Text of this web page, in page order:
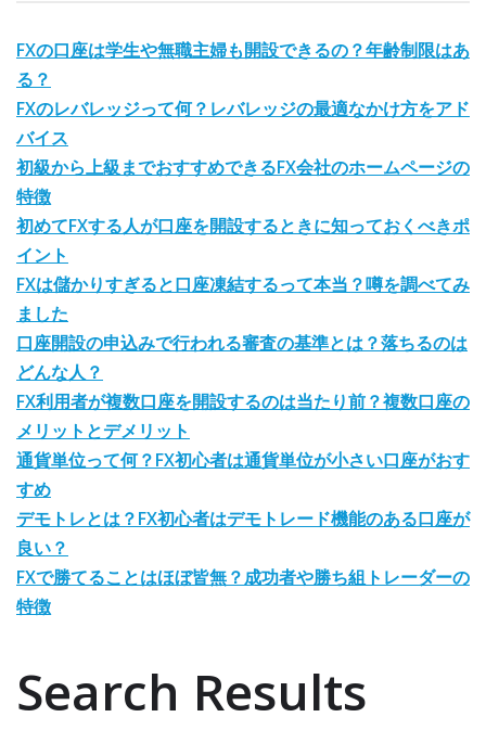
FXの口座は学生や無職主婦も開設できるの？年齢制限はあ
る？
FXのレバレッジって何？レバレッジの最適なかけ方をアド
バイス
初級から上級までおすすめできるFX会社のホームページの
特徴
初めてFXする人が口座を開設するときに知っておくべきポ
イント
FXは儲かりすぎると口座凍結するって本当？噂を調べてみ
ました
口座開設の申込みで行われる審査の基準とは？落ちるのは
どんな人？
FX利用者が複数口座を開設するのは当たり前？複数口座の
メリットとデメリット
通貨単位って何？FX初心者は通貨単位が小さい口座がおす
すめ
デモトレとは？FX初心者はデモトレード機能のある口座が
良い？
FXで勝てることはほぼ皆無？成功者や勝ち組トレーダーの
特徴
Search Results